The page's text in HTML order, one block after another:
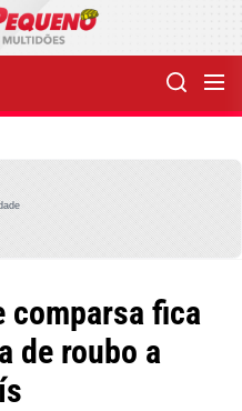
comparsa fica
de roubo a